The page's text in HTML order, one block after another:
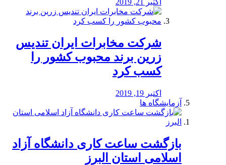
اکتبر 21, 2019
شرکت مخابرات ایران تندیس
زرین برند محبوب کشور را
کسب کرد
اکتبر 19, 2019
آزمایشگاه ها
بازگشت ساعت کاری دانشگاه آزاد
اسلامی استان البرز